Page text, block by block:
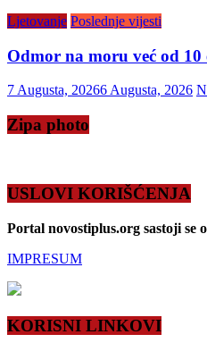
Ljetovanje Poslednje vijesti
Odmor na moru već od
7 Augusta, 20266 Augusta, 2026
Zipa photo
USLOVI KORIŠĆENJA
Portal novostiplus.org sastoji se
IMPRESUM
KORISNI LINKOVI